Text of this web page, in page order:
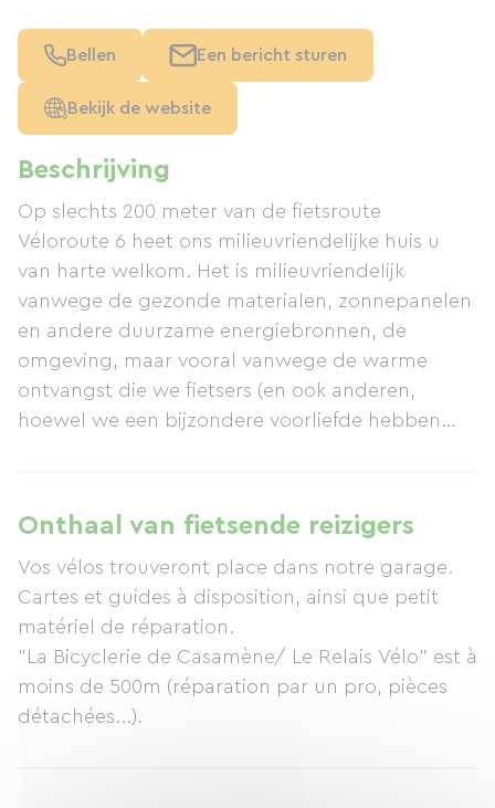
Beschrijving
Op slechts 200 meter van de fietsroute
Véloroute 6 heet ons milieuvriendelijke huis u
van harte welkom. Het is milieuvriendelijk
vanwege de gezonde materialen, zonnepanelen
en andere duurzame energiebronnen, de
omgeving, maar vooral vanwege de warme
ontvangst die we fietsers (en ook anderen,
hoewel we een bijzondere voorliefde hebben
andere met twee eenpersoonsbedden), een
badkamer en een kitchenette om eenvoudige
maaltijden te bereiden. Het ontbijt is gezond en
uitgebreid, zoveel mogelijk gebaseerd op lokale
producten, waaronder ons eigen fruit en jam.
Onthaal van fietsende reizigers
Vos vélos trouveront place dans notre garage.
Cartes et guides à disposition, ainsi que petit
matériel de réparation.
"La Bicyclerie de Casamène/ Le Relais Vélo" est à
moins de 500m (réparation par un pro, pièces
détachées...).
Bellen Een bericht sturen
Bekijk de website